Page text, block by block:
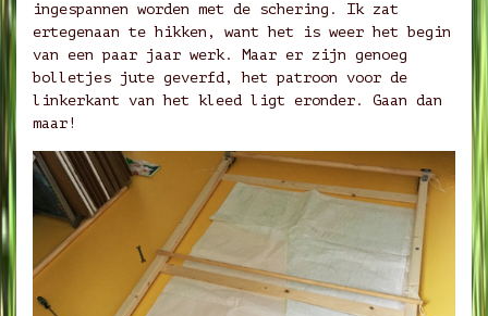
ingespannen worden met de schering. Ik zat
ertegenaan te hikken, want het is weer het begin
van een paar jaar werk. Maar er zijn genoeg
bolletjes jute geverfd, het patroon voor de
linkerkant van het kleed ligt eronder. Gaan dan
maar!